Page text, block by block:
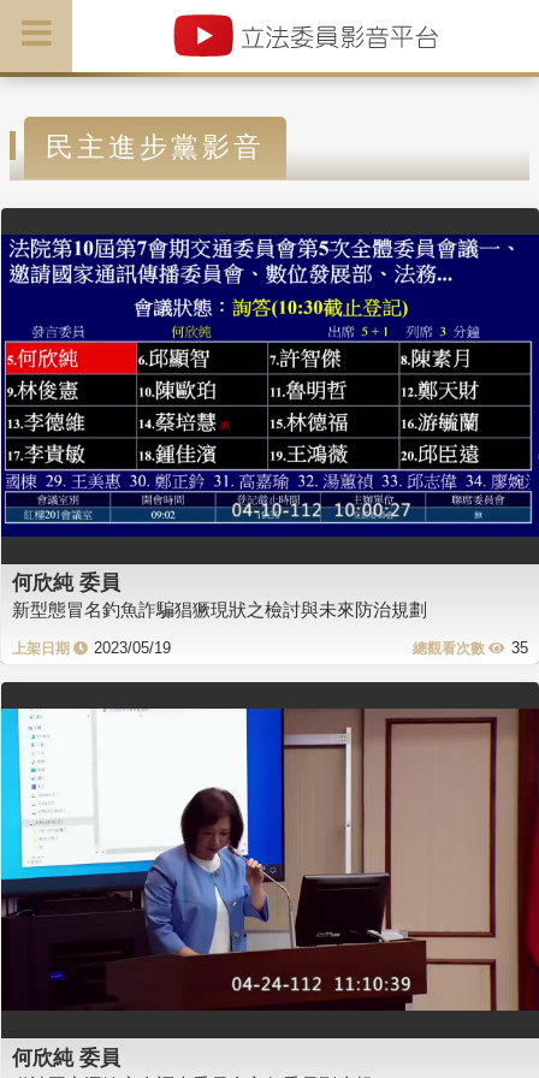
民主進步黨影音
何欣純 委員
新型態冒名釣魚詐騙猖獗現狀之檢討與未來防治規劃
2023/05/19 35
何欣純 委員